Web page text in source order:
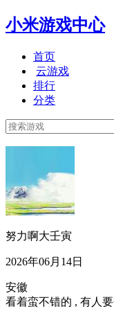
小米游戏中心
首页
云游戏
排行
分类
努力啊大壬寅
2026年06月14日
安徽
看着蛮不错的 , 有人